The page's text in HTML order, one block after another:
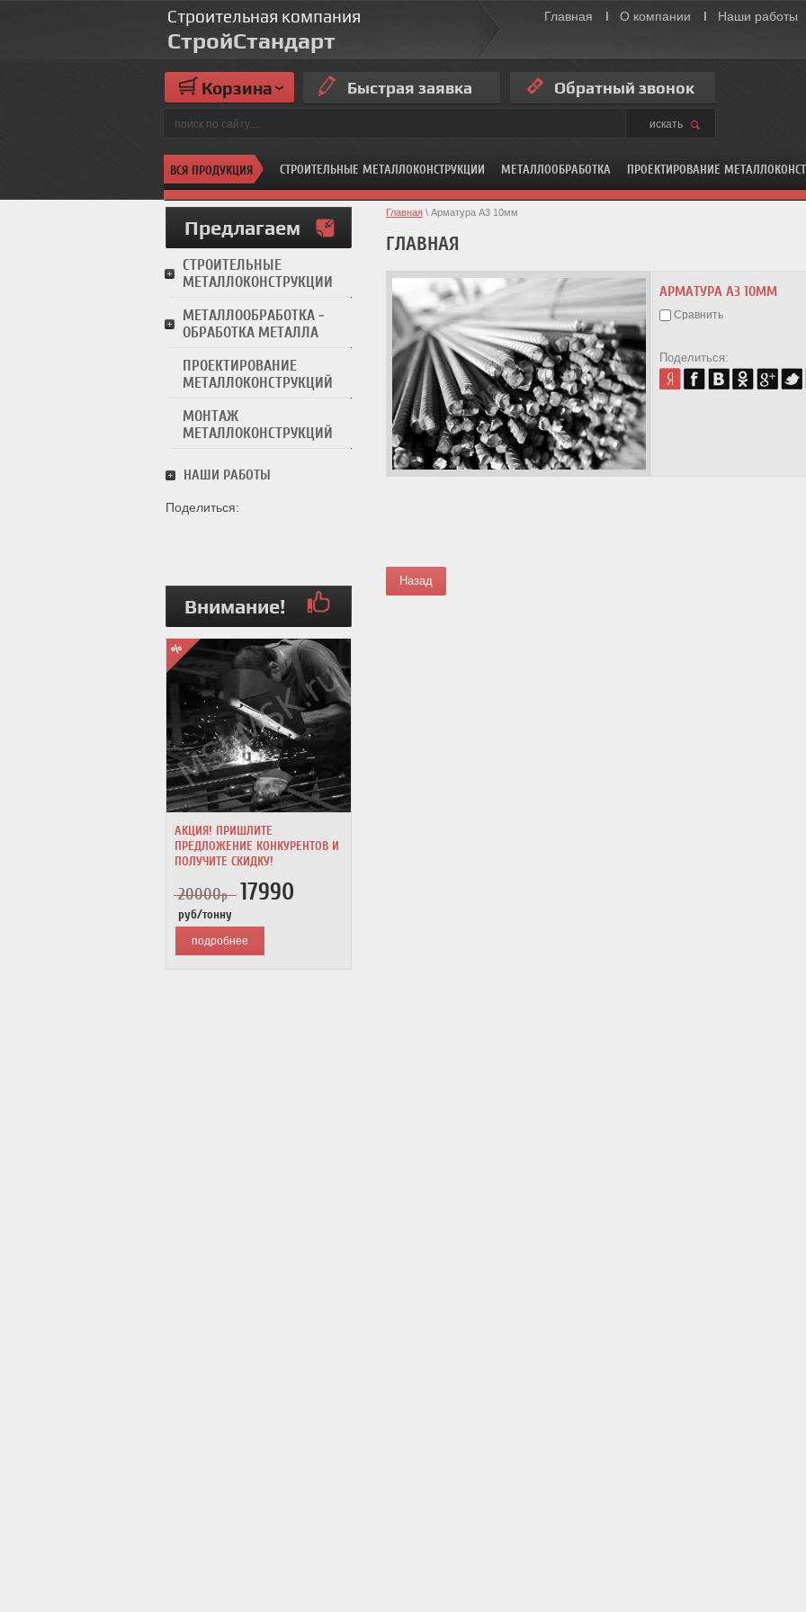
Главная О компании Наши работы
Строительная компания
СтройСтандарт
Быстрая заявка Обратный звонок
Корзина
ВСЯ ПРОДУКЦИЯ СТРОИТЕЛЬНЫЕ МЕТАЛЛОКОНСТРУКЦИИ МЕТАЛЛООБРАБОТКА ПРОЕКТИРОВАНИЕ
Предлагаем
СТРОИТЕЛЬНЫЕ
МЕТАЛЛОКОНСТРУКЦИИ
МЕТАЛЛООБРАБОТКА -
ОБРАБОТКА МЕТАЛЛА
ПРОЕКТИРОВАНИЕ
МЕТАЛЛОКОНСТРУКЦИЙ
МОНТАЖ
МЕТАЛЛОКОНСТРУКЦИЙ
НАШИ РАБОТЫ
Поделиться:
Внимание!
АКЦИЯ! ПРИШЛИТЕ
ПРЕДЛОЖЕНИЕ КОНКУРЕНТОВ И
ПОЛУЧИТЕ СКИДКУ!
20000р 17990
руб/тонну
подробнее
Главная \ Арматура А3 10мм
ГЛАВНАЯ
АРМАТУРА А3 10ММ
Сравнить
Поделиться:
Назад